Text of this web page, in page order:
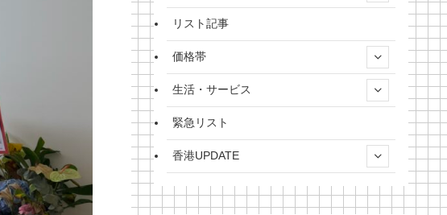
リスト記事
価格帯
生活・サービス
緊急リスト
香港UPDATE